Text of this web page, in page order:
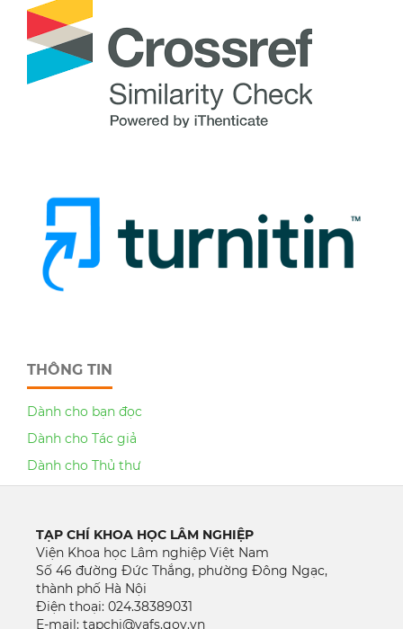
THÔNG TIN
Dành cho bạn đọc
Dành cho Tác giả
Dành cho Thủ thư
TẠP CHÍ KHOA HỌC LÂM NGHIỆP
Viện Khoa học Lâm nghiệp Việt Nam
Số 46 đường Đức Thắng, phường Đông Ngạc,
thành phố Hà Nội
Điện thoại: 024.38389031
E-mail: tapchi@vafs.gov.vn